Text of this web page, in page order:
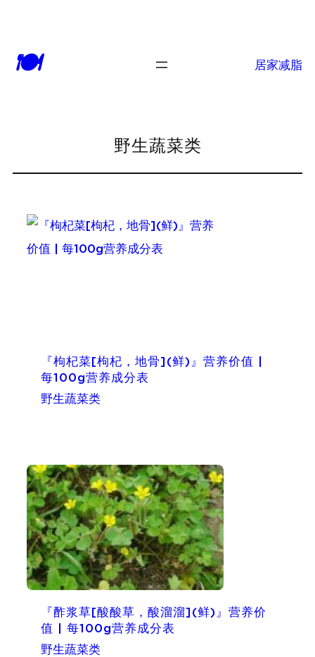
🍽 居家减脂
野生蔬菜类
『枸杞菜[枸杞，地骨](鲜)』营养价值 |
每100g营养成分表
野生蔬菜类
『酢浆草[酸酸草，酸溜溜](鲜)』营养价
值 | 每100g营养成分表
野生蔬菜类